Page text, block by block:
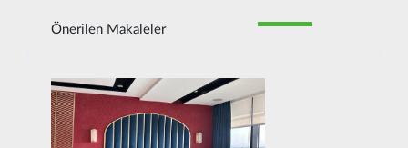
Önerilen Makaleler